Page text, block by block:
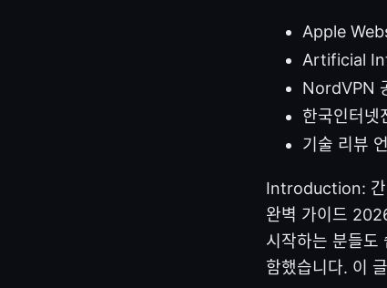
Apple
Artificial
NordVPN
한국인터
기술 리뷰
Introduction: 간
완벽 가이드
시작하는 분들도
함했습니다. 이